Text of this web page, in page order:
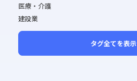
医療・介護
建設業
タグ全てを表示